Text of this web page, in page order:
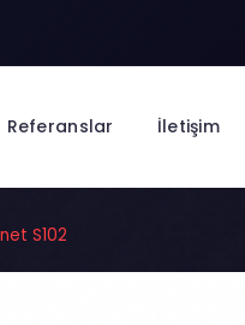
Referanslar İletişim
S102